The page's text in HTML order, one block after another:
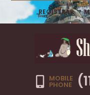
REGISTRAR
MOBILE
PHONE